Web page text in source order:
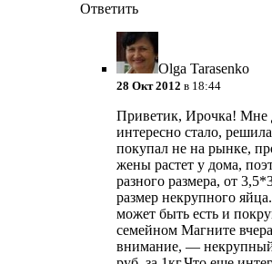
Ответить
Olga Tarasenko
28 Окт 2012 в 18:44
Приветик, Ирочка! Мне
интересно стало,
покупал не на рынке,
жены растет у дома,
разного размера, от
размер некрупного
может быть есть и
семейном Магните
внимание, —